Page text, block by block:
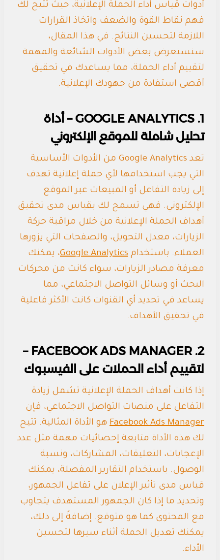
أدوات قياس أداء الحملة الإعلانية، حيث تتيح لك
فهم نقاط القوة والضعف واتخاذ القرارات
اللازمة لتحسين النتائج. في هذا المقال،
سنستعرض بعض الأدوات الشائعة والمهمة
لتقييم أداء الحملة، مما يساعدك في تحقيق
أقصى استفادة من جهودك الإعلانية.
1. GOOGLE ANALYTICS – أداة
تحليل شاملة للموقع الإلكتروني
تعد Google Analytics من الأدوات الأساسية
التي يجب استخدامها لأي حملة إعلانية تهدف
إلى زيادة التفاعل أو المبيعات عبر الموقع
الإلكتروني. فهي تسمح لك بقياس مدى تحقيق
أهداف الحملة الإعلانية من خلال مراقبة حركة
الزيارات، معدل التحويل، والصفحات التي يزورها
العملاء. باستخدام Google Analytics، يمكنك
معرفة مصادر الزيارات، سواء كانت من محركات
البحث أو وسائل التواصل الاجتماعي، مما
يساعد في تحديد أي القنوات كانت الأكثر فاعلية
في تحقيق الأهداف.
2. FACEBOOK ADS MANAGER –
لتقييم أداء الحملات على الفيسبوك
إذا كانت أهداف الحملة الإعلانية تشمل زيادة
التفاعل على منصات التواصل الاجتماعي، فإن
Facebook Ads Manager هو الأداة المثالية. تتيح
لك هذه الأداة متابعة إحصائيات مهمة مثل عدد
الإعجابات، التعليقات، المشاركات، ونسبة
الوصول. باستخدام التقارير المفصلة، يمكنك
قياس مدى تأثير الإعلان على تفاعل الجمهور،
وتحديد ما إذا كان الجمهور المستهدف يتجاوب
مع المحتوى كما هو متوقع. إضافةً إلى ذلك،
يمكنك تعديل الحملة أثناء سيرها لتحسين
الأداء.